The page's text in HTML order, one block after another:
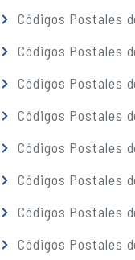
Códigos Postales
Códigos Postales
Códigos Postales
Códigos Postales
Códigos Postales
Códigos Postales
Códigos Postales
Códigos Postales